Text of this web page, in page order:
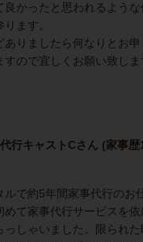
良かったと思われるような
ます。
ありましたら何なりとお申
ので宜しくお願い致しま
行キャストCさん (家事歴
ルで約5年間家事代行のお
めて家事代行サービスを
っしゃいました。限られ